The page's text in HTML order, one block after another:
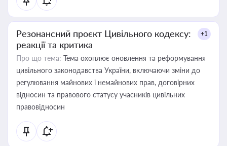
Резонансний проєкт Цивільного кодексу:
реакції та критика
+1
Про що тема: Тема охоплює оновлення та реформування
цивільного законодавства України, включаючи зміни до
регулювання майнових і немайнових прав, договірних
відносин та правового статусу учасників цивільних
правовідносин